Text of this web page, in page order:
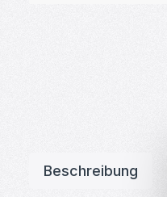
Beschreibung